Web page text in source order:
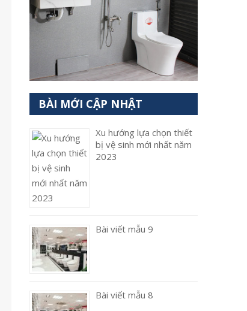
BÀI MỚI CẬP NHẬT
Xu hướng lựa chọn thiết
bị vệ sinh mới nhất năm
2023
Bài viết mẫu 9
Bài viết mẫu 8